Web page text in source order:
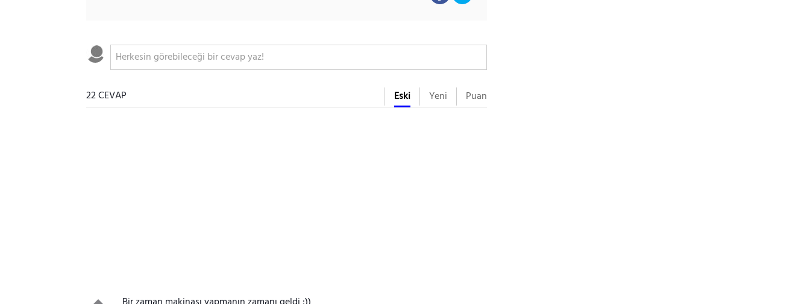
22 CEVAP Eski Yeni Puan